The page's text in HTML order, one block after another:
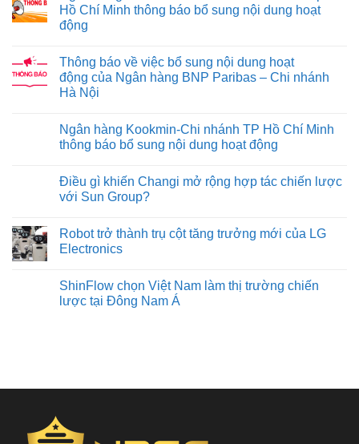
Hồ Chí Minh thông báo bổ sung nội dung hoạt
động
Thông báo về việc bổ sung nội dung hoạt
động của Ngân hàng BNP Paribas – Chi nhánh
Hà Nội
Ngân hàng Kookmin-Chi nhánh TP Hồ Chí Minh
thông báo bổ sung nội dung hoạt động
Điều gì khiến Changi mở rộng hợp tác chiến lược
với Sun Group?
Robot trở thành trụ cột tăng trưởng mới của LG
Electronics
ShinFlow chọn Việt Nam làm thị trường chiến
lược tại Đông Nam Á